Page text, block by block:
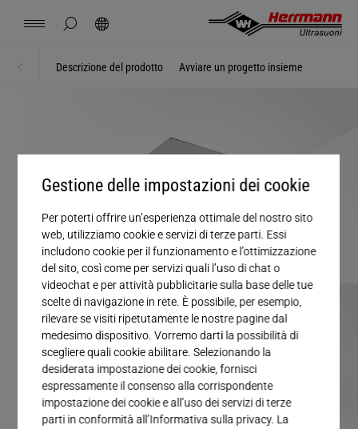
Gestione delle impostazioni dei cookie
Per poterti offrire un’esperienza ottimale del nostro sito
web, utilizziamo cookie e servizi di terze parti. Essi
includono cookie per il funzionamento e l’ottimizzazione
del sito, così come per servizi quali l’uso di chat o
videochat e per attività pubblicitarie sulla base delle tue
scelte di navigazione in rete. È possibile, per esempio,
rilevare se visiti ripetutamente le nostre pagine dal
medesimo dispositivo. Vorremo darti la possibilità di
scegliere quali cookie abilitare. Selezionando la
desiderata impostazione dei cookie, fornisci
espressamente il consenso alla corrispondente
impostazione dei cookie e all’uso dei servizi di terze
parti in conformità all’Informativa sulla privacy. La
nascondi ricerca nella pagina
Saldare con gli ultrasuoni
Prodotti
L'azienda
Servizio
Contatto Località Notizie Offerta di lavoro Download
Mexico español
Japan 日本語
Descrizione del prodotto Avviare un progetto insieme